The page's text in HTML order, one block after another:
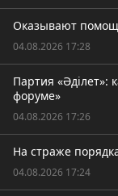
Оказывают
04.08.2026 17:28
Партия «Әділет»:
форуме»
04.08.2026 17:26
На страже
04.08.2026 17:24